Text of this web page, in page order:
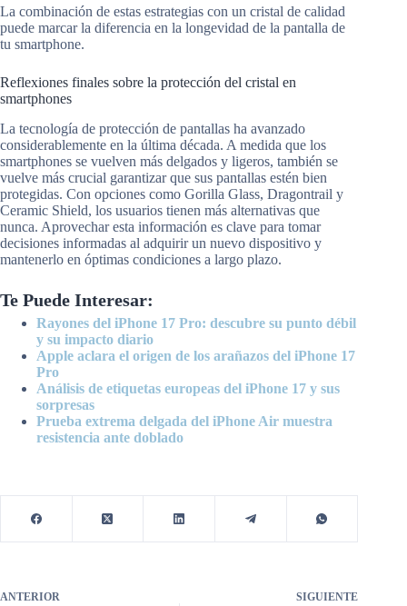
La combinación de estas estrategias con un cristal de calidad
puede marcar la diferencia en la longevidad de la pantalla de
tu smartphone.
Reflexiones finales sobre la protección del cristal en
smartphones
La tecnología de protección de pantallas ha avanzado
considerablemente en la última década. A medida que los
smartphones se vuelven más delgados y ligeros, también se
vuelve más crucial garantizar que sus pantallas estén bien
protegidas. Con opciones como Gorilla Glass, Dragontrail y
Ceramic Shield, los usuarios tienen más alternativas que
nunca. Aprovechar esta información es clave para tomar
decisiones informadas al adquirir un nuevo dispositivo y
mantenerlo en óptimas condiciones a largo plazo.
Te Puede Interesar:
Rayones del iPhone 17 Pro: descubre su punto débil
y su impacto diario
Apple aclara el origen de los arañazos del iPhone 17
Pro
Análisis de etiquetas europeas del iPhone 17 y sus
sorpresas
Prueba extrema delgada del iPhone Air muestra
resistencia ante doblado
ANTERIOR SIGUIENTE